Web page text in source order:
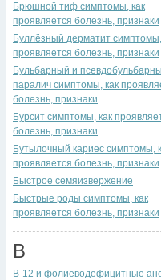
Брюшной тиф симптомы, как
проявляется болезнь, признаки
Буллёзный дерматит симптомы,
проявляется болезнь, признаки
Бульбарный и
паралич симптомы, как
болезнь, признаки
Бурсит симптомы, как
болезнь, признаки
Бутылочный кариес симптомы,
проявляется болезнь, признаки
Быстрое семяизвержение
Быстрые роды симптомы, как
проявляется болезнь, признаки
В
В-12 и фолиеводефицитные